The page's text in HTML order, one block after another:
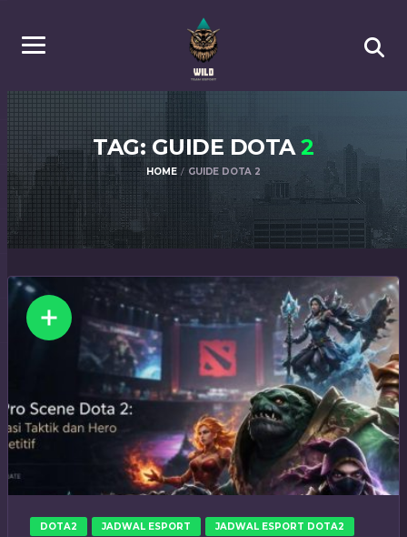
TAG: GUIDE DOTA2
HOME GUIDE DOTA 2
DOTA2 JADWAL ESPORT JADWAL ESPORT DOTA2